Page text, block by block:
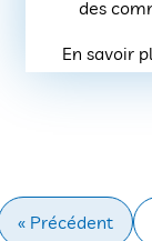
des
En savoir
« Précédent